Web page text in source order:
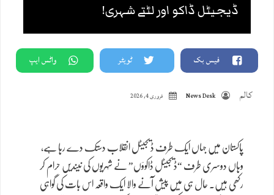
ڈیجیٹل ڈاکو اور لٹتے شہری!
فیس بک ٹویٹر واٹس ایپ
کالم News Desk فروری 4, 2026
پاکستان میں جہاں ایک طرف ڈیجیٹل انقلاب دستک دے رہا ہے،
وہاں دوسری طرف “ڈیجیٹل ڈاکوؤں” نے شہریوں کی نیندیں حرام کر
رکھی ہیں۔ حال ہی میں پیش آنے والا ایک واقعہ اس بات کی گواہی